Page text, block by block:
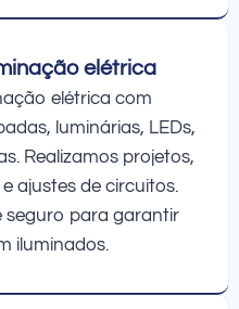
elétrica
elétrica com
luminárias, LEDs,
Realizamos projetos,
ajustes de circuitos.
para garantir
iluminados.